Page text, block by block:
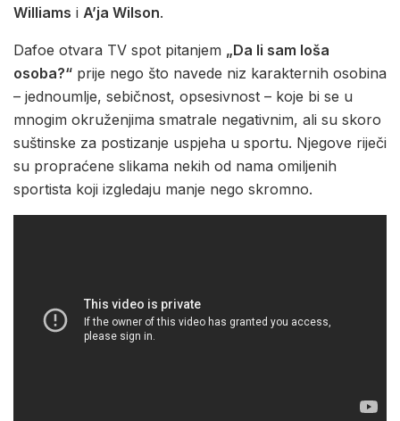
Williams i A’ja Wilson.
Dafoe otvara TV spot pitanjem „Da li sam loša
osoba?“ prije nego što navede niz karakternih osobina
– jednoumlje, sebičnost, opsesivnost – koje bi se u
mnogim okruženjima smatrale negativnim, ali su skoro
suštinske za postizanje uspjeha u sportu. Njegove riječi
su propraćene slikama nekih od nama omiljenih
sportista koji izgledaju manje nego skromno.